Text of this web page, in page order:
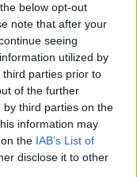
below opt-out
note that after your
seeing
utilized by
parties prior to
of the further
third parties on the
information may
the IAB’s List of
disclose it to other